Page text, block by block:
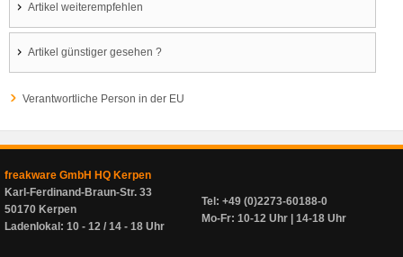
Artikel weiterempfehlen
Artikel günstiger gesehen ?
Verantwortliche Person in der EU
freakware GmbH HQ Kerpen
Karl-Ferdinand-Braun-Str. 33
50170 Kerpen
Ladenlokal: 10 - 12 / 14 - 18 Uhr
Tel: +49 (0)2273-60188-0
Mo-Fr: 10-12 Uhr | 14-18 Uhr